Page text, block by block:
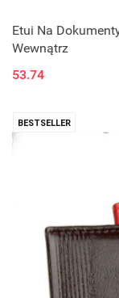
Etui Na
Wewnątrz
53.74
BESTSELLER